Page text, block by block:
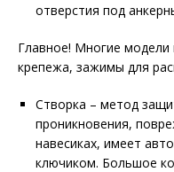
отверстия под
Главное! Многие
крепежа, зажимы для
Створка – метод
проникновения,
навесиках, имеет
ключиком. Большое